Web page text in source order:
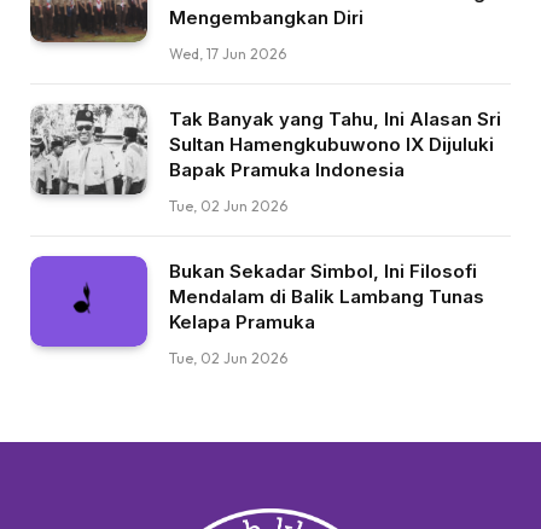
Mengembangkan Diri
Wed, 17 Jun 2026
Tak Banyak yang Tahu, Ini Alasan Sri
Sultan Hamengkubuwono IX Dijuluki
Bapak Pramuka Indonesia
Tue, 02 Jun 2026
Bukan Sekadar Simbol, Ini Filosofi
Mendalam di Balik Lambang Tunas
Kelapa Pramuka
Tue, 02 Jun 2026